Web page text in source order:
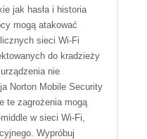
jak hasła i historia
mogą atakować
sieci Wi-Fi
do kradzieży
nie
Norton Mobile Security
te zagrożenia mogą
w sieci Wi-Fi,
Wypróbuj